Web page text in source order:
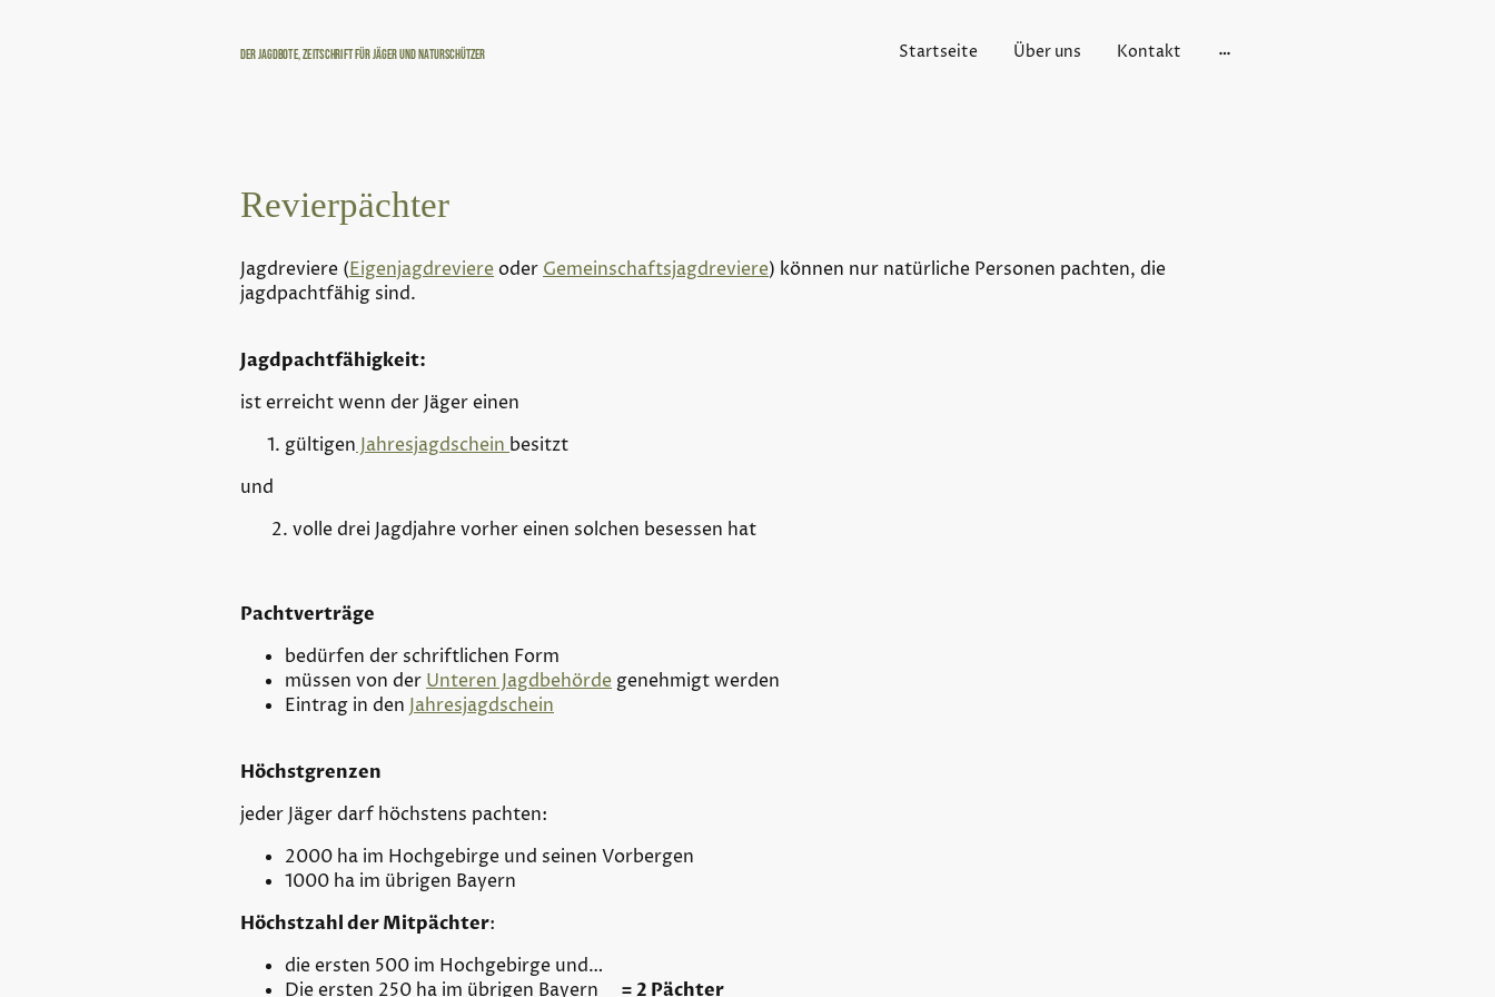
Der Jagdbote, Zeitschrift für Jäger und Naturschützer Startseite Über uns Kontakt
Revierpächter
Jagdreviere (Eigenjagdreviere oder Gemeinschaftsjagdreviere) können nur natürliche Personen pachten, die
jagdpachtfähig sind.
Jagdpachtfähigkeit:
ist erreicht wenn der Jäger einen
gültigen Jahresjagdschein besitzt
und
2. volle drei Jagdjahre vorher einen solchen besessen hat
Pachtverträge
bedürfen der schriftlichen Form
müssen von der Unteren Jagdbehörde genehmigt werden
Eintrag in den Jahresjagdschein
Höchstgrenzen
jeder Jäger darf höchstens pachten:
2000 ha im Hochgebirge und seinen Vorbergen
1000 ha im übrigen Bayern
Höchstzahl der Mitpächter:
die ersten 500 im Hochgebirge und…
Die ersten 250 ha im übrigen Bayern = 2 Pächter